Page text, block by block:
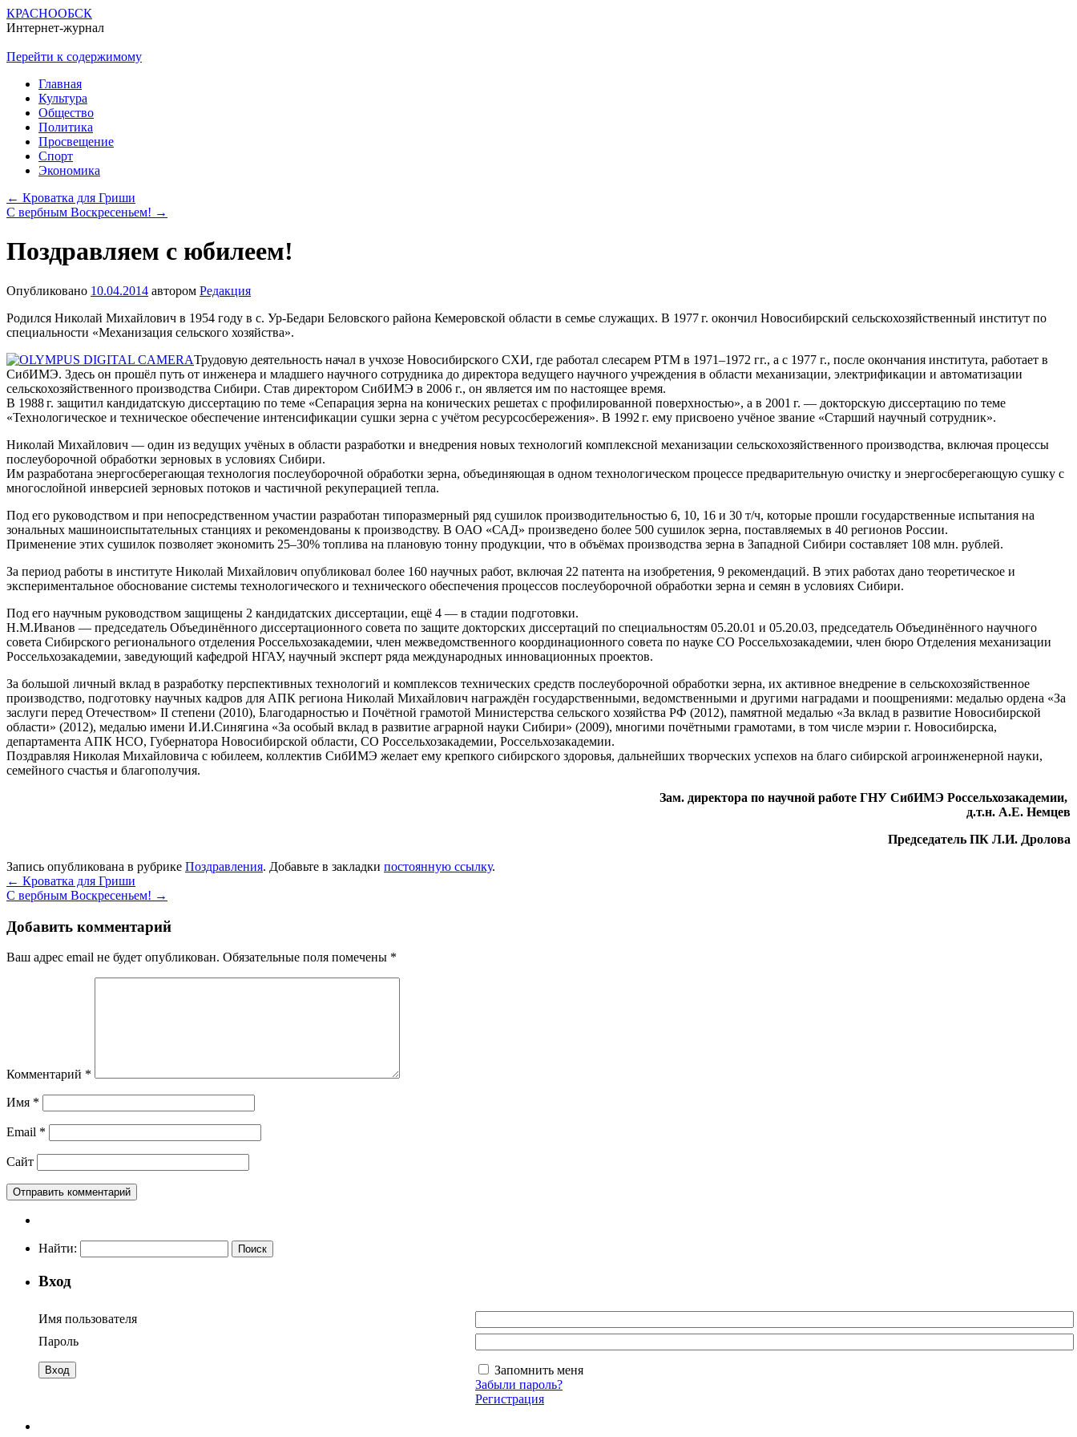
КРАСНООБСК
Интернет-журнал
Перейти к содержимому
Главная
Культура
Общество
Политика
Просвещение
Спорт
Экономика
← Кроватка для Гриши
С вербным Воскресеньем! →
Поздравляем с юбилеем!
Опубликовано 10.04.2014 автором Редакция
Родился Николай Михайлович в 1954 году в с. Ур-Бедари Беловского района Кемеровской области в семье служащих. В 1977 г. окончил Новосибирский сельскохозяйственный институт по
специальности «Механизация сельского хозяйства».
Трудовую деятельность начал в учхозе Новосибирского СХИ, где работал слесарем РТМ в 1971–1972 гг., а с 1977 г., после окончания института, работает в
СибИМЭ. Здесь он прошёл путь от инженера и младшего научного сотрудника до директора ведущего научного учреждения в области механизации, электрификации и автоматизации
сельскохозяйственного производства Сибири. Став директором СибИМЭ в 2006 г., он является им по настоящее время.
В 1988 г. защитил кандидатскую диссертацию по теме «Сепарация зерна на конических решетах с профилированной поверхностью», а в 2001 г. — докторскую диссертацию по теме
«Технологическое и техническое обеспечение интенсификации сушки зерна с учётом ресурсосбережения». В 1992 г. ему присвоено учёное звание «Старший научный сотрудник».
Николай Михайлович — один из ведущих учёных в области разработки и внедрения новых технологий комплексной механизации сельскохозяйственного производства, включая процессы
послеуборочной обработки зерновых в условиях Сибири.
Им разработана энергосберегающая технология послеуборочной обработки зерна, объединяющая в одном технологическом процессе предварительную очистку и энергосберегающую сушку с
многослойной инверсией зерновых потоков и частичной рекуперацией тепла.
Под его руководством и при непосредственном участии разработан типоразмерный ряд сушилок производительностью 6, 10, 16 и 30 т/ч, которые прошли государственные испытания на
зональных машиноиспытательных станциях и рекомендованы к производству. В ОАО «САД» произведено более 500 сушилок зерна, поставляемых в 40 регионов России.
Применение этих сушилок позволяет экономить 25–30% топлива на плановую тонну продукции, что в объёмах производства зерна в Западной Сибири составляет 108 млн. рублей.
За период работы в институте Николай Михайлович опубликовал более 160 научных работ, включая 22 патента на изобретения, 9 рекомендаций. В этих работах дано теоретическое и
экспериментальное обоснование системы технологического и технического обеспечения процессов послеуборочной обработки зерна и семян в условиях Сибири.
Под его научным руководством защищены 2 кандидатских диссертации, ещё 4 — в стадии подготовки.
Н.М.Иванов — председатель Объединённого диссертационного совета по защите докторских диссертаций по специальностям 05.20.01 и 05.20.03, председатель Объединённого научного
совета Сибирского регионального отделения Россельхозакадемии, член межведомственного координационного совета по науке СО Россельхозакадемии, член бюро Отделения механизации
Россельхозакадемии, заведующий кафедрой НГАУ, научный эксперт ряда международных инновационных проектов.
За большой личный вклад в разработку перспективных технологий и комплексов технических средств послеуборочной обработки зерна, их активное внедрение в сельскохозяйственное
производство, подготовку научных кадров для АПК региона Николай Михайлович награждён государственными, ведомственными и другими наградами и поощрениями: медалью ордена «За
заслуги перед Отечеством» II степени (2010), Благодарностью и Почётной грамотой Министерства сельского хозяйства РФ (2012), памятной медалью «За вклад в развитие Новосибирской
области» (2012), медалью имени И.И.Синягина «За особый вклад в развитие аграрной науки Сибири» (2009), многими почётными грамотами, в том числе мэрии г. Новосибирска,
департамента АПК НСО, Губернатора Новосибирской области, СО Россельхозакадемии, Россельхозакадемии.
Поздравляя Николая Михайловича с юбилеем, коллектив СибИМЭ желает ему крепкого сибирского здоровья, дальнейших творческих успехов на благо сибирской агроинженерной науки,
семейного счастья и благополучия.
Зам. директора по научной работе ГНУ СибИМЭ Россельхозакадемии,
д.т.н. А.Е. Немцев
Председатель ПК Л.И. Дролова
Запись опубликована в рубрике Поздравления. Добавьте в закладки постоянную ссылку.
← Кроватка для Гриши
С вербным Воскресеньем! →
Добавить комментарий
Ваш адрес email не будет опубликован. Обязательные поля помечены *
Комментарий *
Имя *
Email *
Сайт
Найти:
Вход
Имя пользователя
Пароль
Запомнить меня
Забыли пароль?
Регистрация